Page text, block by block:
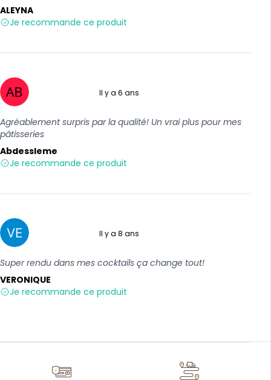
ALEYNA
Je recommande ce produit
Il y a 6 ans
Agréablement surpris par la qualité! Un vrai plus pour mes
pâtisseries
Abdessleme
Je recommande ce produit
Il y a 8 ans
Super rendu dans mes cocktails ça change tout!
VERONIQUE
Je recommande ce produit